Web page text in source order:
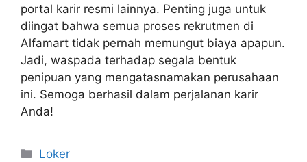
portal karir resmi lainnya. Penting juga untuk
diingat bahwa semua proses rekrutmen di
Alfamart tidak pernah memungut biaya apapun.
Jadi, waspada terhadap segala bentuk
penipuan yang mengatasnamakan perusahaan
ini. Semoga berhasil dalam perjalanan karir
Anda!
Kategori
Loker